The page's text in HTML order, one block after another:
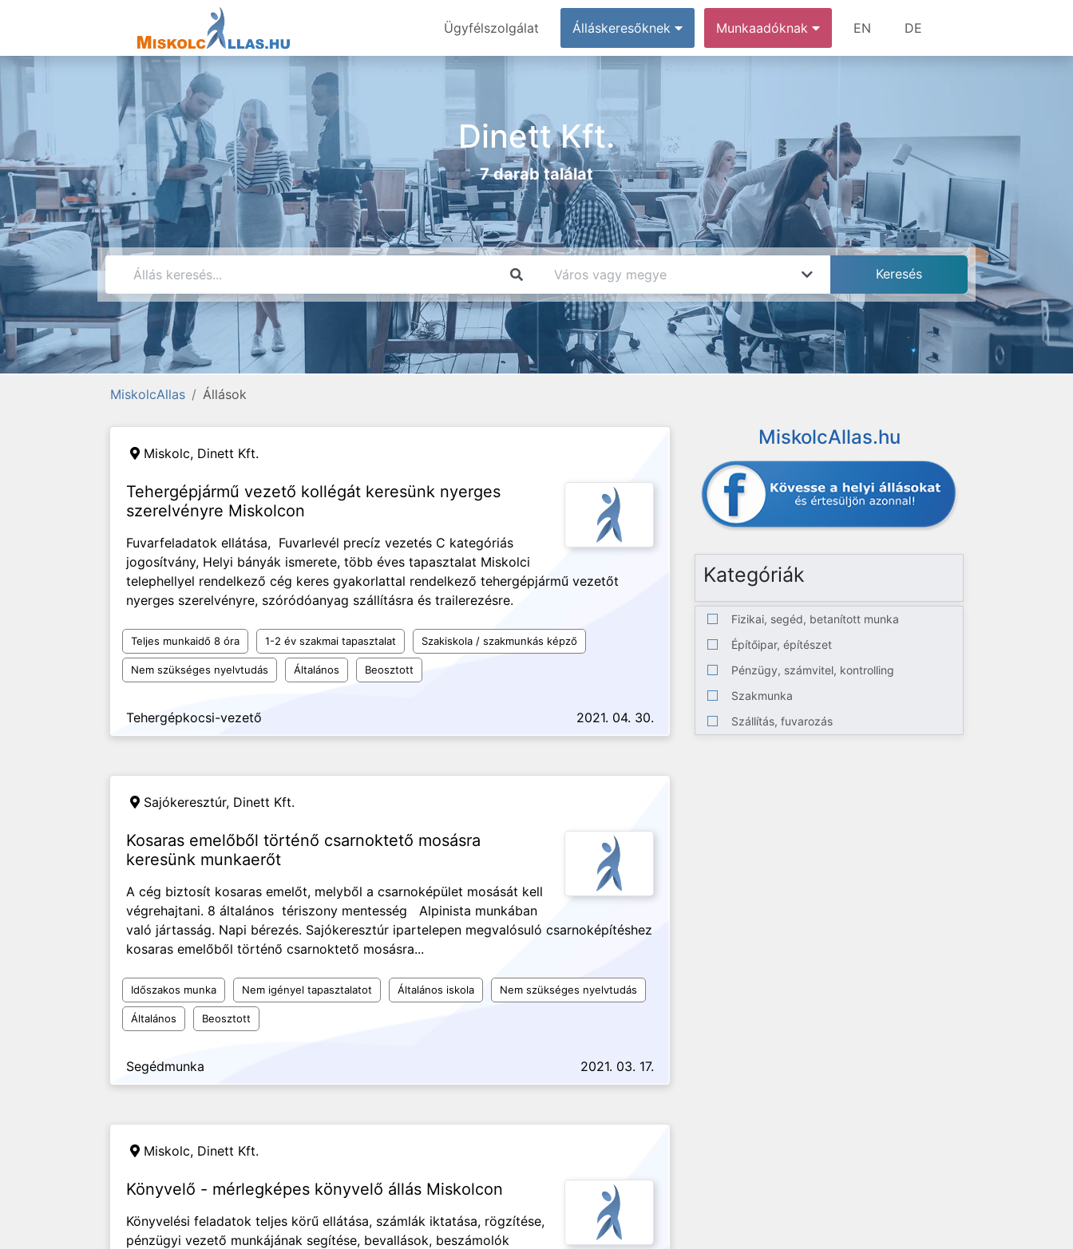
Ügyfélszolgálat Álláskeresőknek Munkaadóknak EN DE
Dinett Kft.
7 darab találat
MiskolcAllas Állások
Miskolc, Dinett Kft.
Tehergépjármű vezető kollégát keresünk nyerges
szerelvényre Miskolcon
Fuvarfeladatok ellátása, Fuvarlevél precíz vezetés C kategóriás
jogosítvány, Helyi bányák ismerete, több éves tapasztalat Miskolci
telephellyel rendelkező cég keres gyakorlattal rendelkező tehergépjármű vezetőt
nyerges szerelvényre, szóródóanyag szállításra és trailerezésre.
Teljes munkaidő 8 óra 1-2 év szakmai tapasztalat Szakiskola / szakmunkás képző
Nem szükséges nyelvtudás Általános Beosztott
Tehergépkocsi-vezető 2021. 04. 30.
Sajókeresztúr, Dinett Kft.
Kosaras emelőből történő csarnoktető mosásra
keresünk munkaerőt
A cég biztosít kosaras emelőt, melyből a csarnoképület mosását kell
végrehajtani. 8 általános tériszony mentesség Alpinista munkában
való jártasság. Napi bérezés. Sajókeresztúr ipartelepen megvalósuló csarnoképítéshez
kosaras emelőből történő csarnoktető mosásra...
Időszakos munka Nem igényel tapasztalatot Általános iskola Nem szükséges nyelvtudás
Általános Beosztott
Segédmunka 2021. 03. 17.
Miskolc, Dinett Kft.
Könyvelő - mérlegképes könyvelő állás Miskolcon
Könyvelési feladatok teljes körű ellátása, számlák iktatása, rögzítése,
pénzügyi vezető munkájának segítése, bevallások, beszámolók
MiskolcAllas.hu
Kategóriák
Fizikai, segéd, betanított munka
Építőipar, építészet
Pénzügy, számvitel, kontrolling
Szakmunka
Szállítás, fuvarozás